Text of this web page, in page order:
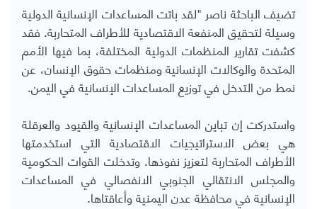
تضيف الباحثة ناصر "لقد باتت المساعدات الإنسانية الدولية
وسيلة لتحقيق المنفعة الاقتصادية للأطراف المتحاربة. فقد
كشفت تقارير المنظمات الدولية المختلفة، بما فيها الأمم
المتحدة والوكالات الإنسانية ومنظمات حقوق الإنسان، عن
نمط من التدخل في توزيع المساعدات الإنسانية في اليمن.
واستدركت إن تباين المساعدات الإنسانية والقيود والعرقلة
هي بعض الاستراتيجيات الاقتصادية التي استخدمتها
الأطراف المتحاربة لتعزيز نفوذها. وتدخلت القوات الحكومية
والمجلس الانتقالي الجنوبي الانفصالي في المساعدات
الإنسانية في محافظة عدن اليمنية وأعاقتاها.